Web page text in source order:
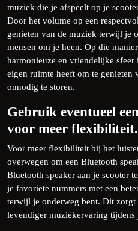
muziek die je afspeelt op je
Door het volume op een
genieten van de muziek terwijl je
mensen om je heen. Op die
harmonieuze en vriendelijke sfeer
eigen ruimte heeft om te genieten
onnodig te storen.
Gebruik eventueel
voor meer flexibiliteit.
Voor meer flexibiliteit bij het
overwegen om een Bluetooth
Bluetooth speaker aan je scooter
je favoriete nummers met een
terwijl je onderweg bent. Dit zorgt
levendiger muziekervaring tijdens